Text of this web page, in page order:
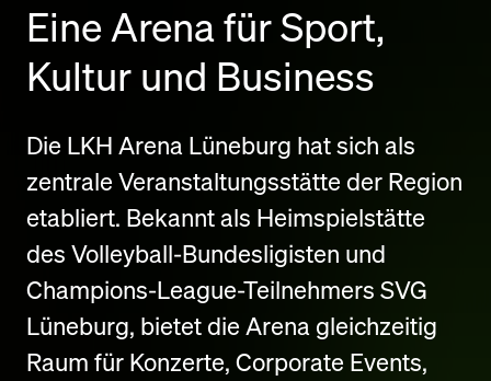
Eine Arena für Sport,
Kultur und Business
Die LKH Arena Lüneburg hat sich als
zentrale Veranstaltungsstätte der Region
etabliert. Bekannt als Heimspielstätte
des Volleyball-Bundesligisten und
Champions-League-Teilnehmers SVG
Lüneburg, bietet die Arena gleichzeitig
Raum für Konzerte, Corporate Events,